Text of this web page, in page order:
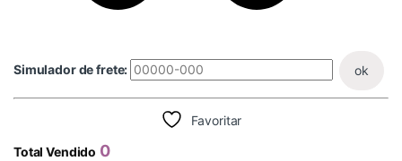
Simulador de frete: ok
Favoritar
Total Vendido 0